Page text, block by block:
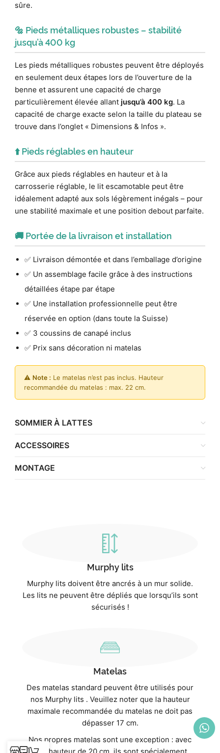
sûre.
🔩 Pieds métalliques robustes – stabilité
jusqu’à 400 kg
Les pieds métalliques robustes peuvent être déployés
en seulement deux étapes lors de l’ouverture de la
benne et assurent une capacité de charge
particulièrement élevée allant jusqu’à 400 kg. La
capacité de charge exacte selon la taille du plateau se
trouve dans l’onglet « Dimensions & Infos ».
⬆️ Pieds réglables en hauteur
Grâce aux pieds réglables en hauteur et à la
carrosserie réglable, le lit escamotable peut être
idéalement adapté aux sols légèrement inégals – pour
une stabilité maximale et une position debout parfaite.
🚚 Portée de la livraison et installation
✅ Livraison démontée et dans l’emballage d’origine
✅ Un assemblage facile grâce à des instructions
détaillées étape par étape
✅ Une installation professionnelle peut être
réservée en option (dans toute la Suisse)
✅ 3 coussins de canapé inclus
✅ Prix sans décoration ni matelas
⚠️ Note : Le matelas n’est pas inclus. Hauteur
recommandée du matelas : max. 22 cm.
SOMMIER À LATTES
ACCESSOIRES
MONTAGE
Murphy lits
Murphy lits doivent être ancrés à un mur solide.
Les lits ne peuvent être dépliés que lorsqu’ils sont
sécurisés !
Matelas
Des matelas standard peuvent être utilisés pour
nos Murphy lits . Veuillez noter que la hauteur
maximale recommandée du matelas ne doit pas
dépasser 17 cm.
Nos propres matelas sont une exception : avec